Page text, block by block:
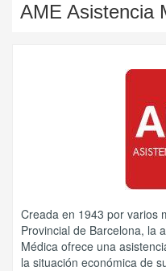
AME Asistencia
Creada en 1943 por varios
Provincial de Barcelona, la
Médica ofrece una
la situación económica de